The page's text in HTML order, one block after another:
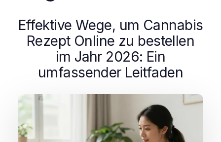
Effektive Wege, um Cannabis
Rezept Online zu bestellen
im Jahr 2026: Ein
umfassender Leitfaden